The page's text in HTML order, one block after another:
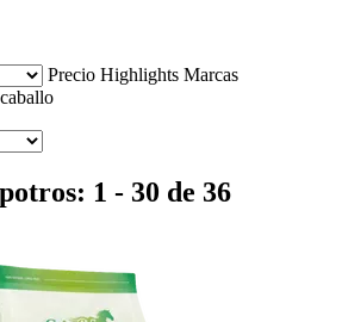
Precio Highlights Marcas
1 - 30 de 36